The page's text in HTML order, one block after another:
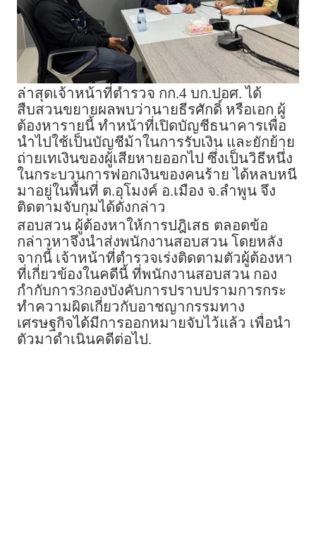
ล่าสุดเจ้าหน้าที่ตำรวจ กก.4 บก.ปอศ. ได้
สืบสวนขยายผลพบว่านายธีรศักดิ์ หรือเอก ผู้
ต้องหารายนี้ ทำหน้าที่เปิดบัญชีธนาคารเพื่อ
นำไปใช้เป็นบัญชีม้าในการรับเงิน และยักย้าย
ถ่ายเทเงินของผู้เสียหายออกไป ซึ่งเป็นวิธีหนึ่ง
ในกระบวนการฟอกเงินของคนร้าย ได้หลบหนี
มาอยู่ในพื้นที่ ต.อุโมงค์ อ.เมือง จ.ลำพูน จึง
ติดตามจับกุมได้ดังกล่าว
สอบสวน ผู้ต้องหาให้การปฎิเสธ ตลอดข้อ
กล่าวหาจึงนำส่งพนักงานสอบสวน โดยหลัง
จากนี้ เจ้าหน้าที่ตำรวจเร่งติดตามตัวผู้ต้องหา
ที่เกี่ยวข้องในคดีนี้ ที่พนักงานสอบสวน กอง
กำกับการ3กองบังคับการปราบปรามการกระ
ทำความผิดเกี่ยวกับอาชญากรรมทาง
เศรษฐกิจได้มีการออกหมายจับไว้แล้ว เพื่อนำ
ตัวมาดำเนินคดีต่อไป.